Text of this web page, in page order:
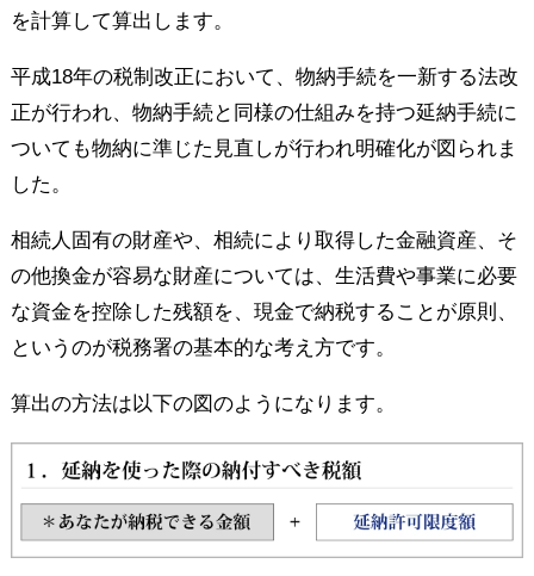
を計算して算出します。
平成18年の税制改正において、物納手続を一新する法改
正が行われ、物納手続と同様の仕組みを持つ延納手続に
ついても物納に準じた見直しが行われ明確化が図られま
した。
相続人固有の財産や、相続により取得した金融資産、そ
の他換金が容易な財産については、生活費や事業に必要
な資金を控除した残額を、現金で納税することが原則、
というのが税務署の基本的な考え方です。
算出の方法は以下の図のようになります。